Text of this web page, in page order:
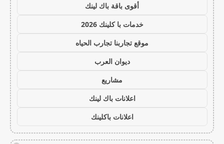
أقوى باقة باك لينك
خدمات با كلينك 2026
موقع تجاربنا تجارب الحياه
ديوان العرب
مشاريع
اعلانات باك لينك
اعلانات باكلينك